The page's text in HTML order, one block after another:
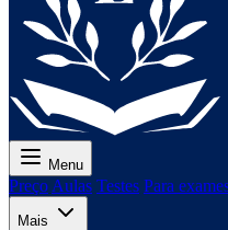
Menu
Preço Aulas Testes Para
Mais